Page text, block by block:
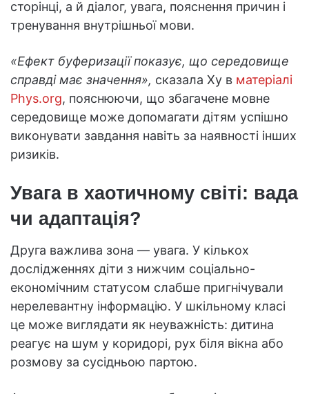
сторінці, а й діалог, увага, пояснення причин і
тренування внутрішньої мови.
«Ефект буферизації показує, що середовище
справді має значення», сказала Ху в матеріалі
Phys.org, пояснюючи, що збагачене мовне
середовище може допомагати дітям успішно
виконувати завдання навіть за наявності інших
ризиків.
Увага в хаотичному світі: вада
чи адаптація?
Друга важлива зона — увага. У кількох
дослідженнях діти з нижчим соціально-
економічним статусом слабше пригнічували
нерелевантну інформацію. У шкільному класі
це може виглядати як неуважність: дитина
реагує на шум у коридорі, рух біля вікна або
розмову за сусідньою партою.